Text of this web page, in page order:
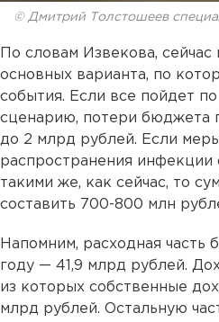
© Дмитрий Толстошеев
По словам Извекова,
основных варианта, по
события. Если все пойдет
сценарию, потери бюджета
до 2 млрд рублей. Если
распространения инфекции
такими же, как сейчас, то
составить 700-800 млн
Напомним, расходная часть
году — 41,9 млрд рублей.
из которых собственные
млрд рублей. Остальную